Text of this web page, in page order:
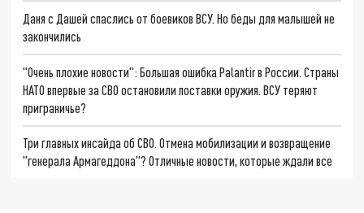
Даня с Дашей спаслись от боевиков ВСУ. Но беды для малышей не
закончились
"Очень плохие новости": Большая ошибка Palantir в России. Страны
НАТО впервые за СВО остановили поставки оружия. ВСУ теряют
приграничье?
Три главных инсайда об СВО. Отмена мобилизации и возвращение
"генерала Армагеддона"? Отличные новости, которые ждали все